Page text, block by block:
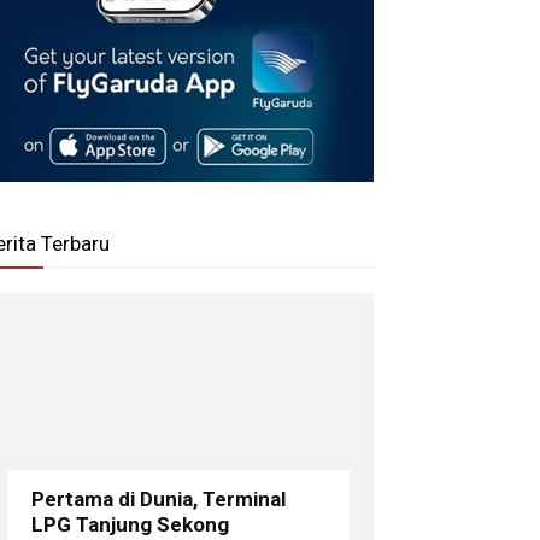
Terbaru
Pertama di Dunia, Terminal
LPG Tanjung Sekong